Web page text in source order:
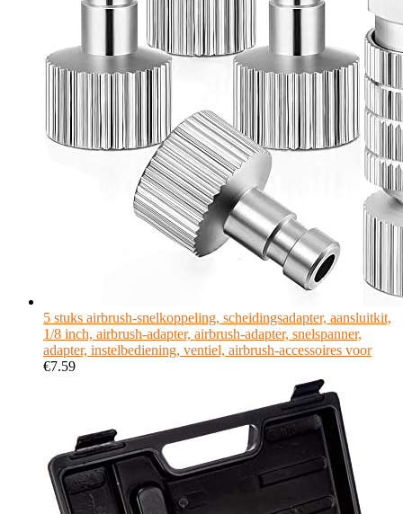
5 stuks airbrush-snelkoppeling, scheidingsadapter, aansluitkit,
1/8 inch, airbrush-adapter, airbrush-adapter, snelspanner,
adapter, instelbediening, ventiel, airbrush-accessoires voor
€7.59